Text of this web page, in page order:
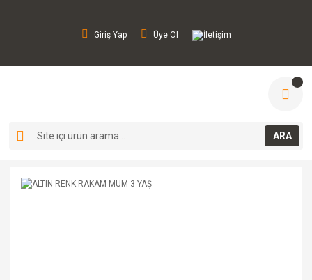
Giriş Yap Üye Ol İletişim
ARA